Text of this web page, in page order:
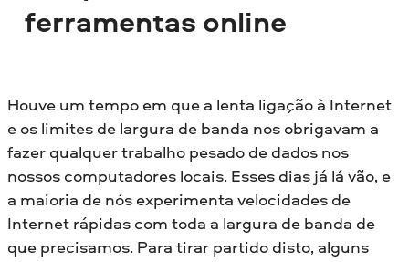
ferramentas online
Houve um tempo em que a lenta ligação à Internet
e os limites de largura de banda nos obrigavam a
fazer qualquer trabalho pesado de dados nos
nossos computadores locais. Esses dias já lá vão, e
a maioria de nós experimenta velocidades de
Internet rápidas com toda a largura de banda de
que precisamos. Para tirar partido disto, alguns